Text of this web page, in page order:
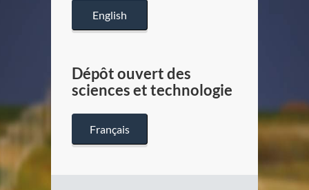
English
Dépôt ouvert des
sciences et technologie
Français